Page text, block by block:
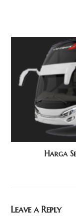
Harga
Leave a Reply